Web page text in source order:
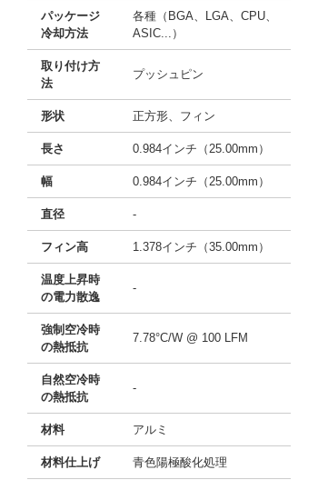
パッケージ
冷却方法
各種（BGA、LGA、CPU、
ASIC...）
取り付け方
法
プッシュピン
形状 正方形、フィン
長さ 0.984インチ（25.00mm）
幅 0.984インチ（25.00mm）
直径 -
フィン高 1.378インチ（35.00mm）
温度上昇時
の電力散逸
-
強制空冷時
の熱抵抗
7.78°C/W @ 100 LFM
自然空冷時
の熱抵抗
-
材料 アルミ
材料仕上げ 青色陽極酸化処理